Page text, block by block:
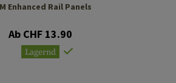
Enhanced Rail Panels
Ab CHF 13.90
Lagernd